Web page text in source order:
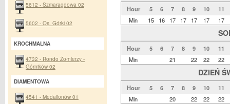
Hour 5 6 7 8 9 10
11
Min
15 16 17 17 17 17 17
Hour 5 6 7 8 9 10
11
Min
21 22 22 22
DZIEŃ
Hour 5 6 7 8 9 10
11
Min
20 22 22 22
5612 - Szmaragdowa 02
5602 - Os. Górki 02
KROCHMALNA
4732 - Rondo Żołnierzy -
Górników 02
DIAMENTOWA
4541 - Medalionów 01